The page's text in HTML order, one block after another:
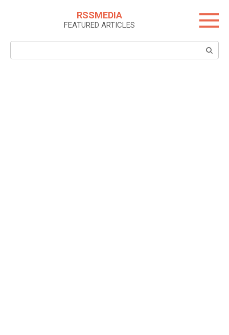
RSSMEDIA
FEATURED ARTICLES
Search: